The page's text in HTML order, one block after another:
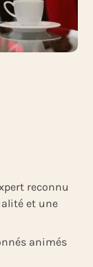
reconnu
et une
animés